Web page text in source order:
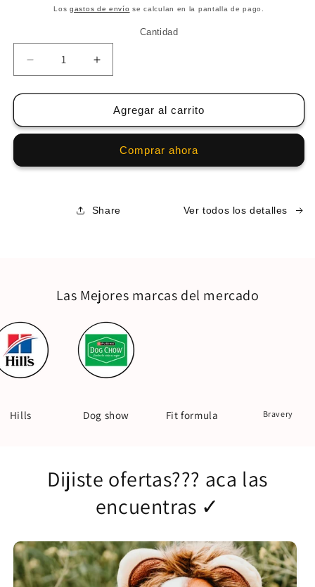
habitual
de
Losgastos de envío se calculan en la pantalla de pago.
Cantidad
Reducir
cantidad
para
Pollo
N&amp;D
Aumentar
cantidad
para
N&amp;D
Pollo
granada
N&amp;D
Agregar al carrito
Comprar ahora
Share Ver todos los detalles
Las Mejores marcas del mercado
show Fit formula Bravery Acana
Dijiste ofertas??? aca las
encuentras ✓